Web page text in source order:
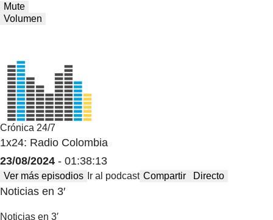
Mute
Volumen
Crónica 24/7
1x24: Radio Colombia
23/08/2024 - 01:38:13
Ver más episodios Ir al podcast Compartir Directo
Noticias en 3′
Noticias en 3′